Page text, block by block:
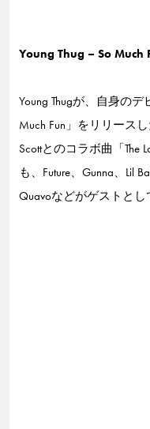
Young Thug – So Much
Young Thugが、自身の
Much Fun」をリリース
Scottとのコラボ曲「The
も、Future、Gunna、Lil
Quavoなどがゲストとし